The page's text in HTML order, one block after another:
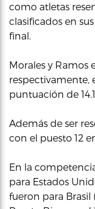
como atletas
clasificados en
final.
Morales y Ramos
respectivamente,
puntuación de
Además de ser
con el puesto 12
En la
para Estados
fueron para Brasil